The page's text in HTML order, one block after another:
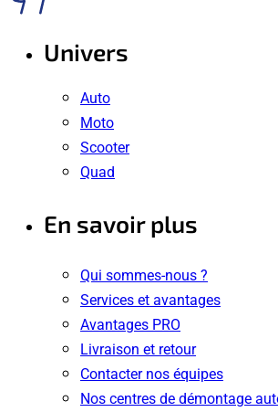
Univers
Auto
Moto
Scooter
Quad
En savoir plus
Qui sommes-nous ?
Services et avantages
Avantages PRO
Livraison et retour
Contacter nos équipes
Nos centres de démontage